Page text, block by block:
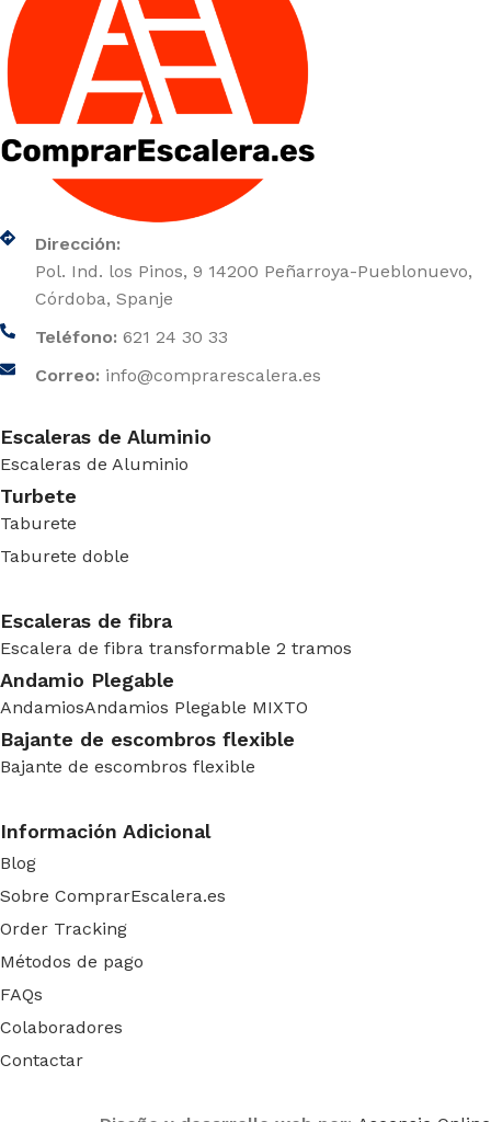
Dirección:
Pol. Ind. los Pinos, 9 14200 Peñarroya-Pueblonuevo,
Córdoba, Spanje
Teléfono: 621 24 30 33
Correo: info@comprarescalera.es
Escaleras de Aluminio
Escaleras de Aluminio
Turbete
Taburete
Taburete doble
Escaleras de fibra
Escalera de fibra transformable 2 tramos
Andamio Plegable
AndamiosAndamios Plegable MIXTO
Bajante de escombros flexible
Bajante de escombros flexible
Información Adicional
Blog
Sobre ComprarEscalera.es
Order Tracking
Métodos de pago
FAQs
Colaboradores
Contactar